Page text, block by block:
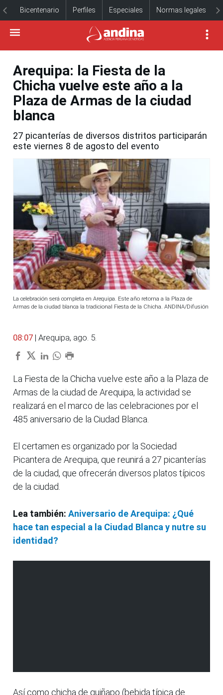
Bicentenario Perfiles Especiales Normas legales
Arequipa: la Fiesta de la
Chicha vuelve este año a la
Plaza de Armas de la ciudad
blanca
27 picanterías de diversos distritos participarán
este viernes 8 de agosto del evento
La celebración será completa en Arequipa. Este año retorna a la Plaza de
Armas de la ciudad blanca la tradicional Fiesta de la Chicha. ANDINA/Difusión
08:07 | Arequipa, ago. 5.
La Fiesta de la Chicha vuelve este año a la Plaza de
Armas de la ciudad de Arequipa, la actividad se
realizará en el marco de las celebraciones por el
485 aniversario de la Ciudad Blanca.
El certamen es organizado por la Sociedad
Picantera de Arequipa, que reunirá a 27 picanterías
de la ciudad, que ofrecerán diversos platos típicos
de la ciudad.
Lea también: Aniversario de Arequipa: ¿Qué
hace tan especial a la Ciudad Blanca y nutre su
identidad?
Así como chicha de guiñapo (bebida típica de